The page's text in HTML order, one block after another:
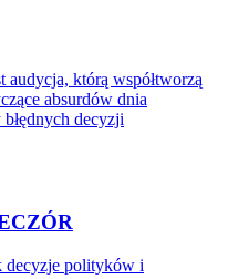
którą współtworzą
absurdów dnia
decyzji
decyzje polityków i